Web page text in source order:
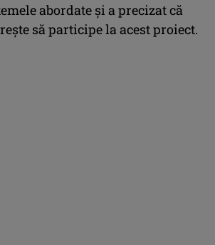
abordate şi a precizat că
să participe la acest proiect.